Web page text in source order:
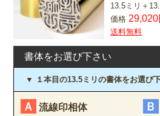
13.5ミリ＋
価格 29,020
送料無料
書体をお選び下さい
▼ １本目の13.5ミリの書体をお選び
Ａ 流線印相体 Ｂ